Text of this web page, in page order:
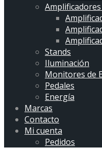
Stands
Iluminación
Monitores de
Pedales
Energía
Marcas
Contacto
Mi cuenta
Pedidos